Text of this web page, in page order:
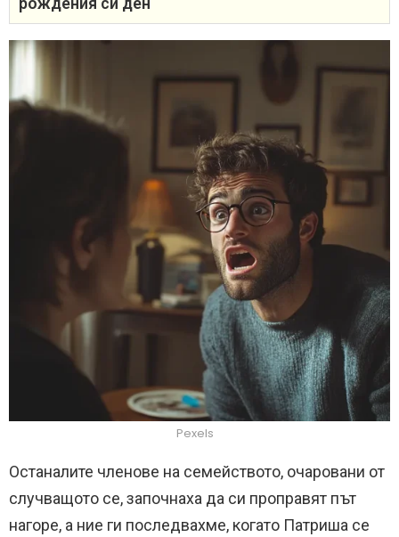
Pexels
Останалите членове на семейството, очаровани от
случващото се, започнаха да си проправят път
нагоре, а ние ги последвахме, когато Патриша се